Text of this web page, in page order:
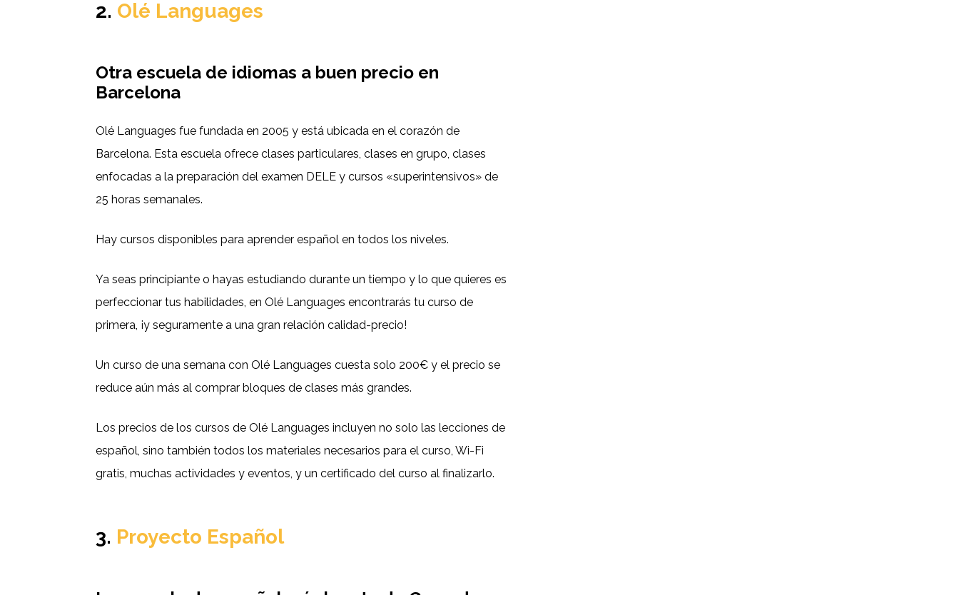
2. Olé Languages
Otra escuela de idiomas a buen precio en
Barcelona
Olé Languages fue fundada en 2005 y está ubicada en el corazón de
Barcelona. Esta escuela ofrece clases particulares, clases en grupo, clases
enfocadas a la preparación del examen DELE y cursos «superintensivos» de
25 horas semanales.
Hay cursos disponibles para aprender español en todos los niveles.
Ya seas principiante o hayas estudiando durante un tiempo y lo que quieres es
perfeccionar tus habilidades, en Olé Languages encontrarás tu curso de
primera, ¡y seguramente a una gran relación calidad-precio!
Un curso de una semana con Olé Languages cuesta solo 200€ y el precio se
reduce aún más al comprar bloques de clases más grandes.
Los precios de los cursos de Olé Languages incluyen no solo las lecciones de
español, sino también todos los materiales necesarios para el curso, Wi-Fi
gratis, muchas actividades y eventos, y un certificado del curso al finalizarlo.
3. Proyecto Español